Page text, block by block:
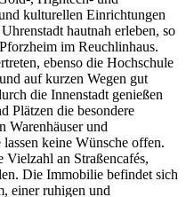
kulturellen Einrichtungen
hautnah erleben, so
im Reuchlinhaus.
ebenso die Hochschule
auf kurzen Wegen gut
die Innenstadt genießen
Plätzen die besondere
Warenhäuser und
keine Wünsche offen.
an Straßencafés,
Die Immobilie befindet sich
einer ruhigen und